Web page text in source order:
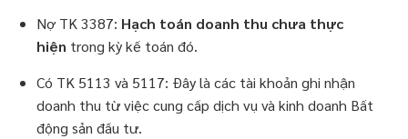
Nợ TK 3387: Hạch toán doanh thu chưa thực
hiện trong kỳ kế toán đó.
Có TK 5113 và 5117: Đây là các tài khoản ghi nhận
doanh thu từ việc cung cấp dịch vụ và kinh doanh Bất
động sản đầu tư.